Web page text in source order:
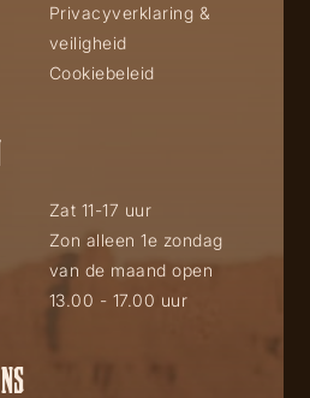
Privacyverklaring &
veiligheid
Cookiebeleid
Zat 11-17 uur
Zon alleen 1e zondag
van de maand open
13.00 - 17.00 uur